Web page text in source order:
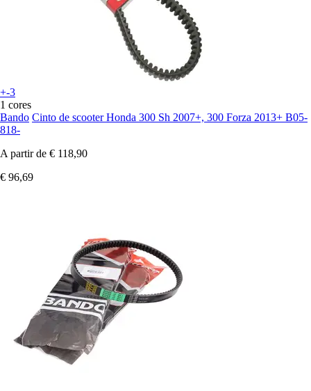
+-3
1 cores
Bando Cinto de scooter Honda 300 Sh 2007+, 300 Forza 2013+ B05-
818-
A partir de € 118,90
€ 96,69